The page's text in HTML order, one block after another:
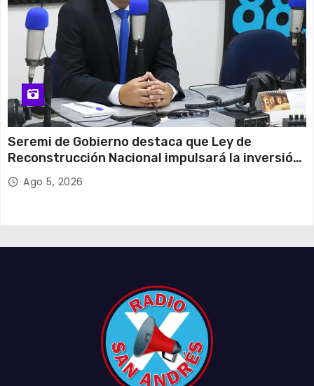
Seremi de Gobierno destaca que Ley de
Reconstrucción Nacional impulsará la inversión
y el empleo en Tarapacá
Ago 5, 2026